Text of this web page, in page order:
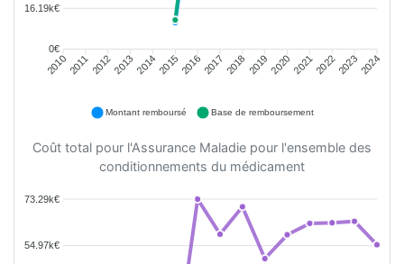
16.19k€
0€
20102011201220132014201520162017 2018 201920202021202220232024
Montant remboursé Base de remboursement
Coût total pour l'Assurance Maladie pour l'ensemble des
conditionnements du médicament
73.29k€
54.97k€